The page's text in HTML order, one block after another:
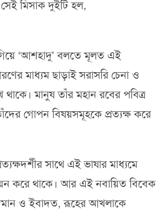
মিসাক দুইটি হল,
‘আশহাদু’ বলতে মূলত এই
মাধ্যম ছাড়াই সরাসরি চেনা ও
মানুষ তাঁর মহান রবের পবিত্র
গোপন বিষয়সমূহকে প্রত্যক্ষ করে
সাথে এই ভাষার মাধ্যমে
করে থাকে। আর এই নবায়িত বিবেক
ও ইবাদত, রূহের আখলাকে